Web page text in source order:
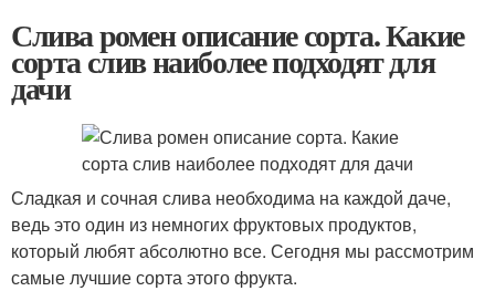
Слива ромен описание сорта. Какие
сорта слив наиболее подходят для
дачи
Сладкая и сочная слива необходима на каждой даче,
ведь это один из немногих фруктовых продуктов,
который любят абсолютно все. Сегодня мы рассмотрим
самые лучшие сорта этого фрукта.